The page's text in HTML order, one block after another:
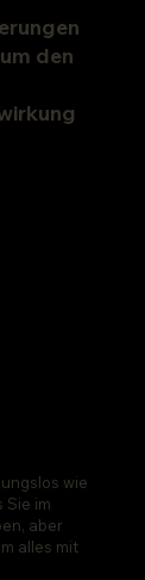
den
wie
Sie im
aber
alles mit